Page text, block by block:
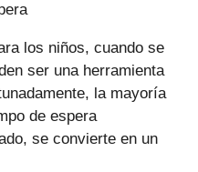
los niños, cuando se
ser una herramienta
la mayoría
de espera
se convierte en un